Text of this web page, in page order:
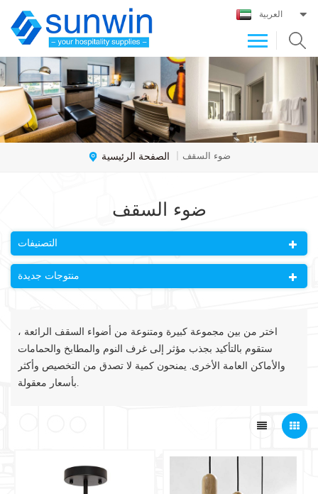
العربية
الصفحة الرئيسية | ضوء السقف
ضوء السقف
التصنيفات
منتوجات جديدة
اختر من بين مجموعة كبيرة ومتنوعة من أضواء السقف الرائعة ،
ستقوم بالتأكيد بجذب مؤثر إلى غرف النوم والمطابخ والحمامات
والأماكن العامة الأخرى. يمنحون كمية لا تصدق من التخصيص وأكثر
بأسعار معقولة.